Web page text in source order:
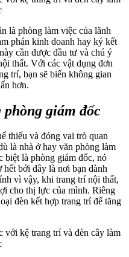
là phòng làm việc của lãnh
phán kinh doanh hay ký kết
cần được đầu tư và chú ý
thất. Với các vật dụng đơn
trí, bạn sẽ biến không gian
hơn.
giám đốc
thiếu và đóng vai trò quan
là nhà ở hay văn phòng làm
biệt là phòng giám đốc, nó
hết bởi đây là nơi bạn dành
vì vậy, khi trang trí nội thất,
cho thị lực của mình. Riêng
đèn kết hợp trang trí để tăng